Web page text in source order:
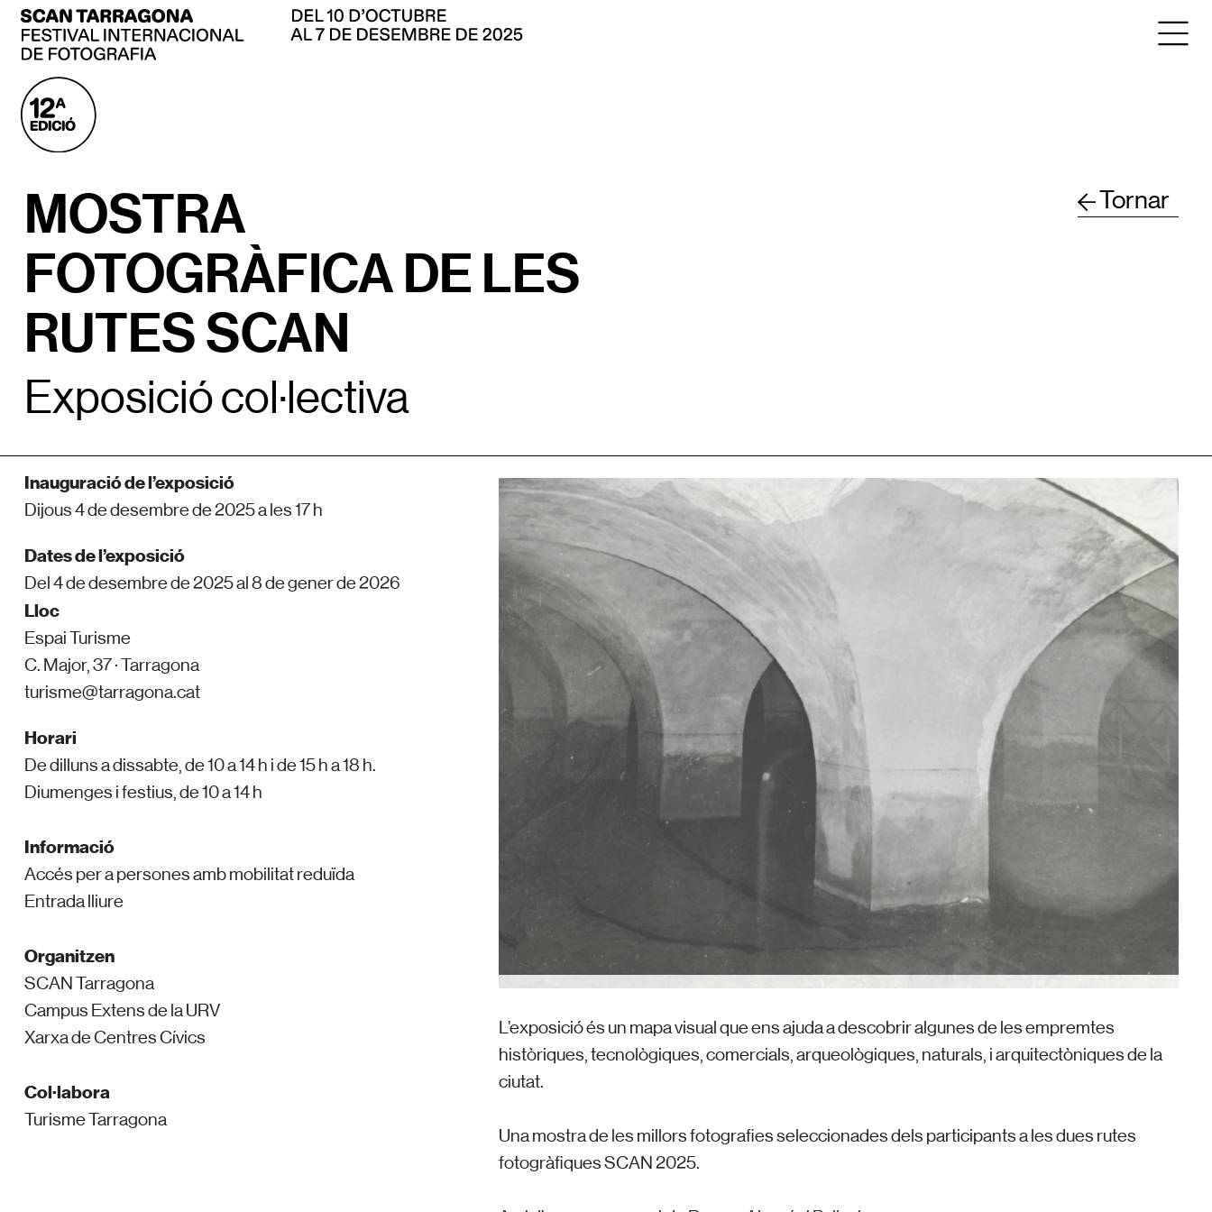
MOSTRA
FOTOGRÀFICA DE LES
RUTES SCAN
Exposició col·lectiva
Tornar
Inauguració de l’exposició
Dijous 4 de desembre de 2025 a les 17 h
Dates de l’exposició
Del 4 de desembre de 2025 al 8 de gener de 2026
Lloc
Espai Turisme
C. Major, 37 ·Tarragona
turisme@tarragona.cat
Horari
De dilluns a dissabte, de 10 a 14 h i de 15 h a 18 h.
Diumenges i festius, de 10 a 14 h
Informació
Accés per a persones amb mobilitat reduïda
Entrada lliure
Organitzen
SCAN Tarragona
Campus Extens de la URV
Xarxa de Centres Cívics
Col·labora
Turisme Tarragona
L’exposició és un mapa visual que ens ajuda a descobrir algunes de les empremtes
històriques, tecnològiques, comercials, arqueològiques, naturals, i arquitectòniques de la
ciutat.
Una mostra de les millors fotografies seleccionades dels participants a les dues rutes
fotogràfiques SCAN 2025.